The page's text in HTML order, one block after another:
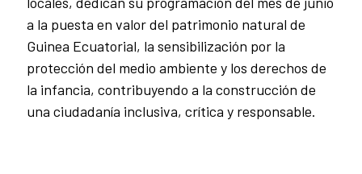
a la puesta en valor del patrimonio natural de
Guinea Ecuatorial, la sensibilización por la
protección del medio ambiente y los derechos de
la infancia, contribuyendo a la construcción de
una ciudadanía inclusiva, crítica y responsable.